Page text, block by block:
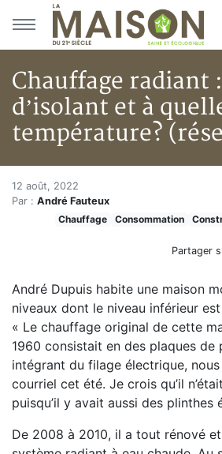
Aller au menu principal
Aller au contenu principal
Chauffage radiant
d’isolant et à
température?
Accueil
Articles
Construction verte
Chauffage radiant : combien
Chauffage radiant
12 août, 2022
Par : André Fauteux
Chauffage
Consommation
Partager
André Dupuis habite une maison
niveaux dont le niveau inférieur
« Le chauffage original de cette
1960 consistait en des plaques de
intégrant du filage électrique,
courriel cet été. Je crois qu’il
puisqu’il y avait aussi des plinthes
De 2008 à 2010, il a tout rénové